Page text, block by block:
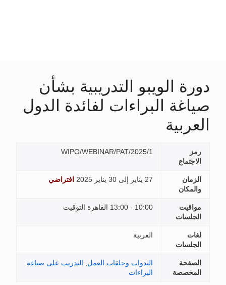
التدريبية بشأن
لفائدة الدول
WIPO/WEBINAR/PAT/2025/1
افتراضي
10:00 - 13:00 القاهرة التوقيت
العربية
الندوات وحلقات العمل,التدريب على صياغة
البراءات